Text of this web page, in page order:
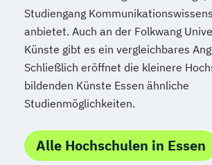
Studiengang
anbietet. Auch an der Folkwang
Künste gibt es ein vergleichbares
Schließlich eröffnet die kleinere
bildenden Künste Essen ähnliche
Studienmöglichkeiten.
Alle Hochschulen in Essen